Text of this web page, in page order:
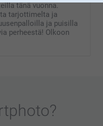
tänä vuonna.
tarjottimelta ja
ja puisilla
perheestä! Olkoon
?